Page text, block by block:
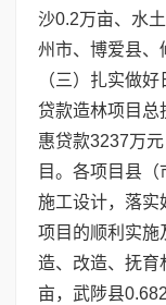
沙0.2万亩、水
州市、博爱县、
（三）扎实做
贷款造林项目总
惠贷款3237万
目。各项目县
施工设计，落实
项目的顺利实施
造、改造、抚育
亩，武陟县